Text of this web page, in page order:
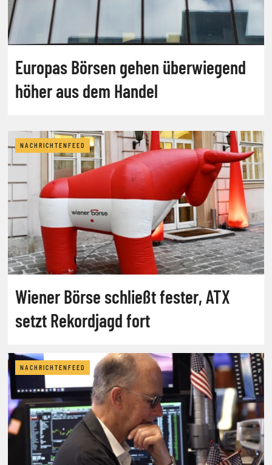
Europas Börsen gehen überwiegend
höher aus dem Handel
NACHRICHTENFEED
Wiener Börse schließt fester, ATX
setzt Rekordjagd fort
NACHRICHTENFEED